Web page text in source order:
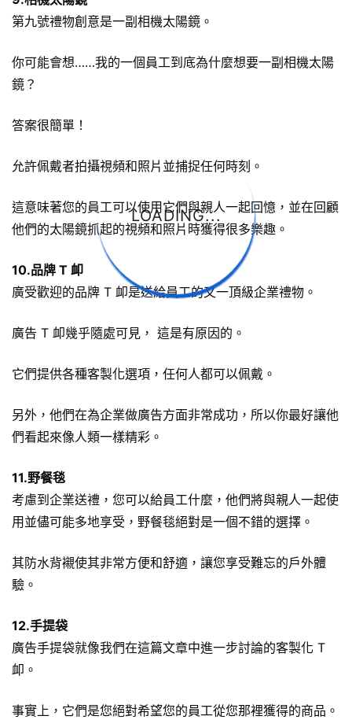
LOADING...
第九號禮物創意是一副相機太陽鏡。
你可能會想……我的一個員工到底為什麼想要一副相機太陽
鏡？
答案很簡單！
允許佩戴者拍攝視頻和照片並捕捉任何時刻。
這意味著您的員工可以使用它們與親人一起回憶，並在回顧
他們的太陽鏡抓起的視頻和照片時獲得很多樂趣。
10.品牌 T 卹
廣受歡迎的品牌 T 卹是送給員工的又一頂級企業禮物。
廣告 T 卹幾乎隨處可見， 這是有原因的。
它們提供各種客製化選項，任何人都可以佩戴。
另外，他們在為企業做廣告方面非常成功，所以你最好讓他
們看起來像人類一樣精彩。
11.野餐毯
考慮到企業送禮，您可以給員工什麼，他們將與親人一起使
用並儘可能多地享受，野餐毯絕對是一個不錯的選擇。
其防水背襯使其非常方便和舒適，讓您享受難忘的戶外體
驗。
12.手提袋
廣告手提袋就像我們在這篇文章中進一步討論的客製化 T
卹。
事實上，它們是您絕對希望您的員工從您那裡獲得的商品。